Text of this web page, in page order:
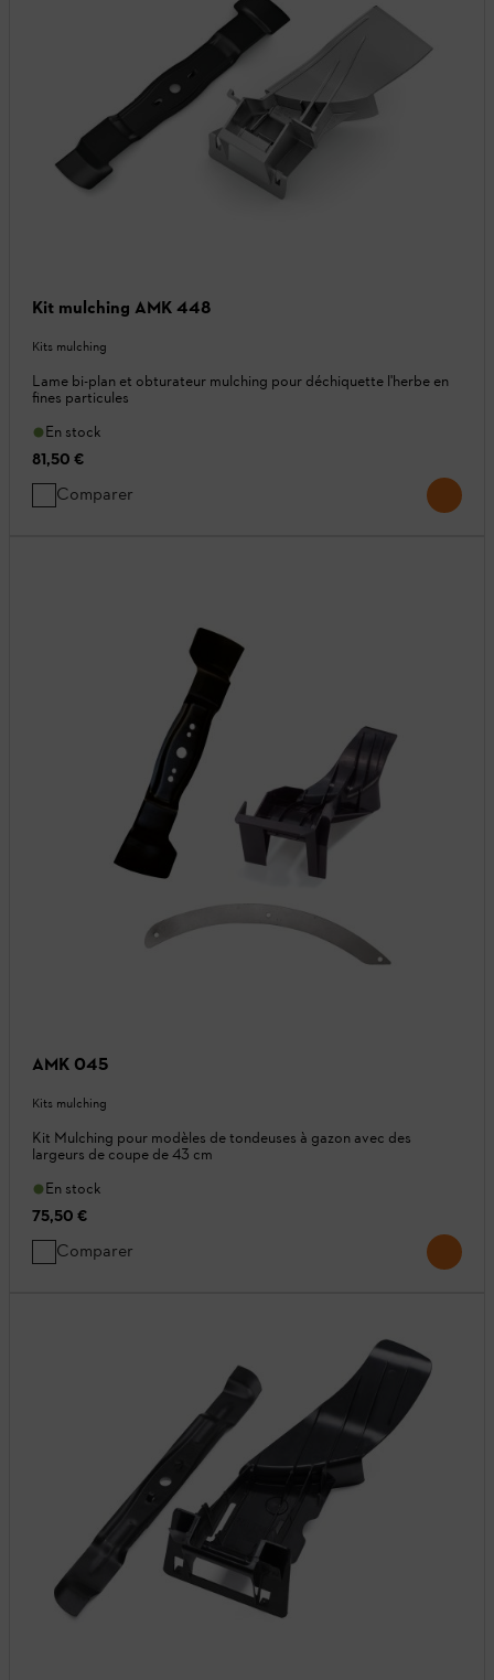
Kit mulching AMK 448
Kits mulching
Lame bi-plan et obturateur mulching pour déchiquette l'herbe en
fines particules
En stock
81,50 €
Comparer
AMK 045
Kits mulching
Kit Mulching pour modèles de tondeuses à gazon avec des
largeurs de coupe de 43 cm
En stock
75,50 €
Comparer